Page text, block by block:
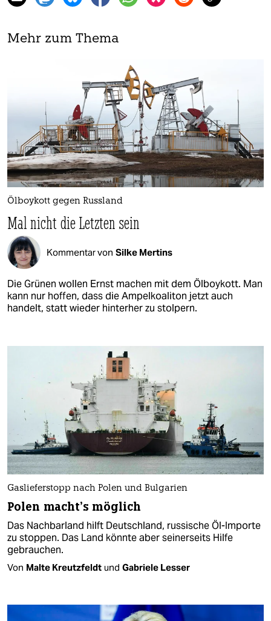
Mehr zum Thema
Ölboykott gegen Russland
Mal nicht die Letzten sein
Kommentar von Silke Mertins
Die Grünen wollen Ernst machen mit dem Ölboykott. Man
kann nur hoffen, dass die Ampelkoaliton jetzt auch
handelt, statt wieder hinterher zu stolpern.
Gaslieferstopp nach Polen und Bulgarien
Polen macht’s möglich
Das Nachbarland hilft Deutschland, russische Öl-Importe
zu stoppen. Das Land könnte aber seinerseits Hilfe
gebrauchen.
Von Malte Kreutzfeldt und Gabriele Lesser